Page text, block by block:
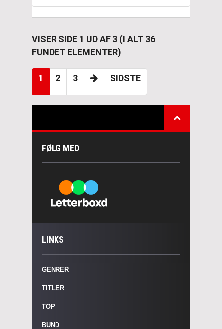
VISER SIDE 1 UD AF 3 (I ALT 36
FUNDET ELEMENTER)
1 2 3 SIDSTE
FØLG MED
LINKS
GENRER
TITLER
TOP
BUND